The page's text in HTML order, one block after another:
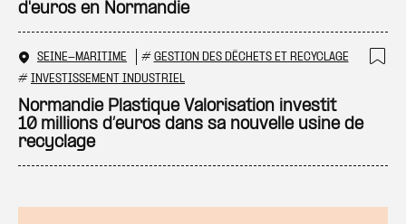
d'euros en Normandie
SEINE-MARITIME # GESTION DES DÉCHETS ET RECYCLAGE
# INVESTISSEMENT INDUSTRIEL
Normandie Plastique Valorisation investit
10 millions d’euros dans sa nouvelle usine de
recyclage